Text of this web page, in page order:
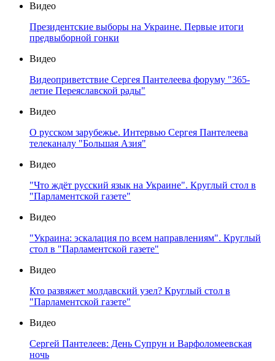
Видео
Президентские выборы на Украине. Первые итоги
предвыборной гонки
Видео
Видеоприветствие Сергея Пантелеева форуму "365-
летие Переяславской рады"
Видео
О русском зарубежье. Интервью Сергея Пантелеева
телеканалу "Большая Азия"
Видео
"Что ждёт русский язык на Украине". Круглый стол в
"Парламентской газете"
Видео
"Украина: эскалация по всем направлениям". Круглый
стол в "Парламентской газете"
Видео
Кто развяжет молдавский узел? Круглый стол в
"Парламентской газете"
Видео
Сергей Пантелеев: День Супрун и Варфоломеевская
ночь